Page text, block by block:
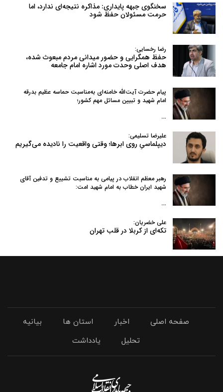
سخنگوی جبهه پایداری: مذاکره نتیجه‌ای ندارد، اما
حرمت مسئولان حفظ شود
رضا رخسایی:
حفظ همگرایی و حضور میدانی مردم مبعوث شده،
هدف اصلی وحدت مورد اشاره امام جامعه
پیام حضرت آیت‌الله خامنه‌ای به‌مناسبت حماسه عظیم بدرقه
امام شهید و تبیین مسائل مهم کشور؛
…
علیرضا تسلیمی:
دیپلماسیِ روی ابرها؛ وقتی واقعیت را نادیده می‌گیریم
رهبر معظم انقلاب در پیامی به‌ مناسبت تشییع و تدفین آقای
شهید ایران خطاب به امام شهید امت:
…
علی خضریان:
تکه‌ای از کربلا در قلب تهران
صفحه اصلی اخبار استان ها
بیانیه
تحلیل
یادداشت